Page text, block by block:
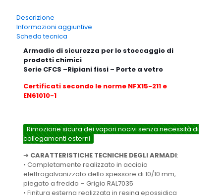
Descrizione
Informazioni aggiuntive
Scheda tecnica
Armadio di sicurezza per lo stoccaggio di
prodotti chimici
Serie CFCS –Ripiani fissi – Porte a vetro
Certificati secondo le norme NFX15-211 e
EN61010-1
Rimozione sicura dei vapori nocivi senza necessità di
collegamenti esterni
➔ CARATTERISTICHE TECNICHE DEGLI ARMADI:
• Completamente realizzato in acciaio
elettrogalvanizzato dello spessore di 10/10 mm,
piegato a freddo – Grigio RAL7035
• Finitura esterna realizzata in resina epossidica